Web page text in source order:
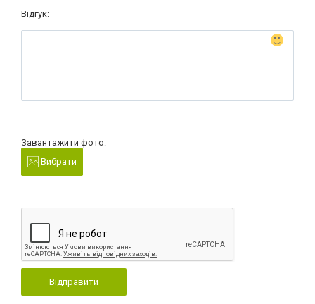
Відгук:
Завантажити фото:
Вибрати
Відправити